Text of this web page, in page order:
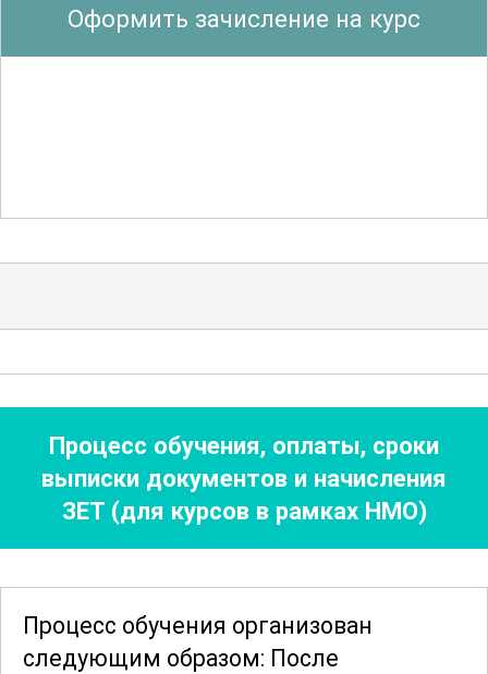
других органов. Курс охватывает
широкий спектр тем, начиная от
знаниями, но и понять, как применять
новых методов биохимического
анализа, которые оказывают
значительное влияние на улучшение
диагностических возможностей.
Участники узнают о последних
достижениях в области биохимии и их
клинической лабораторной
диагностике.
Оформить зачисление на курс
Процесс обучения, оплаты, сроки
выписки документов и начисления
ЗЕТ (для курсов в рамках НМО)
Процесс обучения организован
следующим образом: После